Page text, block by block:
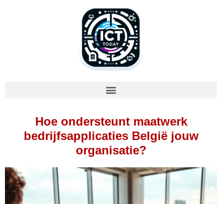
Hoe ondersteunt maatwerk
bedrijfsapplicaties België jouw
organisatie?